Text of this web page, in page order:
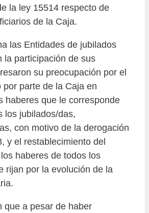
la ley 15514 respecto de
de la Caja.
las Entidades de jubilados
la participación de sus
su preocupación por el
por parte de la Caja en
haberes que le corresponde
los jubilados/das,
con motivo de la derogación
y el restablecimiento del
haberes de todos los
rijan por la evolución de la
que a pesar de haber